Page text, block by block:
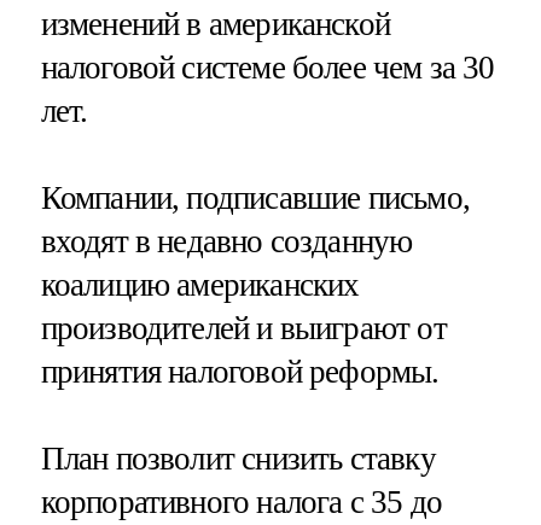
изменений в американской
налоговой системе более чем за 30
лет.
Компании, подписавшие письмо,
входят в недавно созданную
коалицию американских
производителей и выиграют от
принятия налоговой реформы.
План позволит снизить ставку
корпоративного налога с 35 до